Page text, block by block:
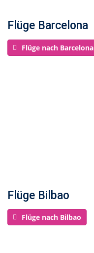
Flüge Barcelona
Flüge nach Barcelona
Flüge Bilbao
Flüge nach Bilbao